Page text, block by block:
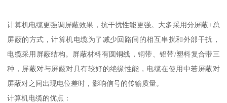
计算机电缆更强调屏蔽效果，抗干扰性能更强。大多采用分屏蔽+总
屏蔽的方式，计算机电缆为了减少回路间的相互串扰和外部干扰，
电缆采用屏蔽结构。屏蔽材料有圆铜线，铜带、铝带/塑料复合带三
种，屏蔽对与屏蔽对具有较好的绝缘性能，电缆在使用中若屏蔽对
屏蔽对之间出现电位差时，影响信号的传输质量。
计算机电缆的优点：